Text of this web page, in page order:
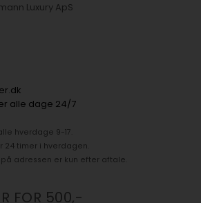
Luxury ApS
alle dage 24/7
hverdage 9-17.
24 timer i hverdagen.
adressen er kun efter aftale.
FOR 500,-